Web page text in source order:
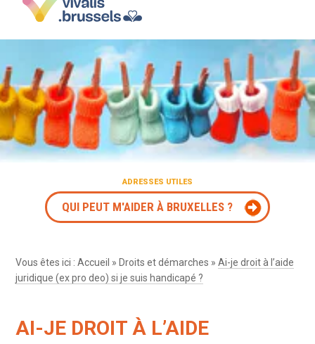
ADRESSES UTILES
QUI PEUT M'AIDER À BRUXELLES ?
Vous êtes ici :Accueil » Droits et démarches »Ai-je droit à l’aide
juridique (ex pro deo) si je suis handicapé ?
AI-JE DROIT À L’AIDE